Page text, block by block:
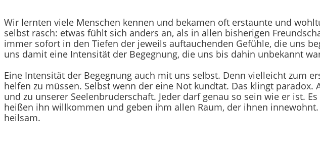
Wir lernten viele Menschen kennen und bekamen oft erstaunte und
selbst rasch: etwas fühlt sich anders an, als in allen bisherigen
immer sofort in den Tiefen der jeweils auftauchenden Gefühle, die uns
uns damit eine Intensität der Begegnung, die uns bis dahin unbekannt
Eine Intensität der Begegnung auch mit uns selbst. Denn vielleicht zum
helfen zu müssen. Selbst wenn der eine Not kundtat. Das klingt
und zu unserer Seelenbruderschaft. Jeder darf genau so sein wie er ist.
heißen ihn willkommen und geben ihm allen Raum, der ihnen
heilsam.